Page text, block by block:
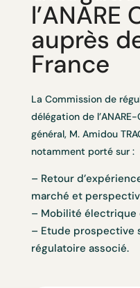
l’ANARE
auprès
France
La Commission de
délégation de
général, M. Amidou
notamment porté sur :
– Retour
marché et
– Mobilité électrique
– Etude prospective
régulatoire associé.